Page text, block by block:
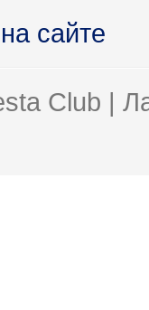
сайте
Club |